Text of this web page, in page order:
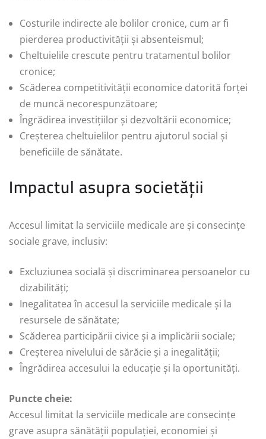
Costurile indirecte ale bolilor cronice, cum ar fi
pierderea productivității și absenteismul;
Cheltuielile crescute pentru tratamentul bolilor
cronice;
Scăderea competitivității economice datorită forței
de muncă necorespunzătoare;
Îngrădirea investițiilor și dezvoltării economice;
Creșterea cheltuielilor pentru ajutorul social și
beneficiile de sănătate.
Impactul asupra societății
Accesul limitat la serviciile medicale are și consecințe
sociale grave, inclusiv:
Excluziunea socială și discriminarea persoanelor cu
dizabilități;
Inegalitatea în accesul la serviciile medicale și la
resursele de sănătate;
Scăderea participării civice și a implicării sociale;
Creșterea nivelului de sărăcie și a inegalității;
Îngrădirea accesului la educație și la oportunități.
Puncte cheie:
Accesul limitat la serviciile medicale are consecințe
grave asupra sănătății populației, economiei și